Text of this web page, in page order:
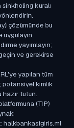
kuralı
çözümünde bu
yayımlayın;
ve gerekirse
yapılan tüm
potansiyel kimlik
hazır tutun.
(TIP)
halkbankasigiris.ml